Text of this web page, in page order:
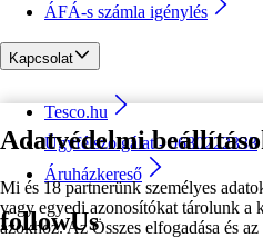
Adatvédelmi
Mi és 18 partnerünk személyes
vagy egyedi azonosítókat tárolunk a
azokhoz. Az Összes elfogadása és
ÁFÁ-s számla igénylés
Kapcsolat
Tesco.hu
Ügyfélszolgálat - 0680222333
Áruházkereső
followUs